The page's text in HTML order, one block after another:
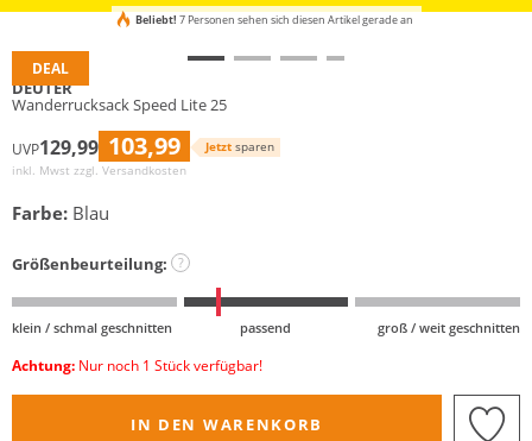
DEAL
Beliebt! 7 Personen sehen sich diesen Artikel gerade an
DEUTER
Wanderrucksack Speed Lite 25
UVP129,99 103,99 Jetzt sparen
inkl. Mwst zzgl. Versandkosten
Farbe: Blau
Größenbeurteilung: ?
klein / schmal geschnitten passend groß / weit geschnitten
Achtung: Nur noch 1 Stück verfügbar!
IN DEN WARENKORB